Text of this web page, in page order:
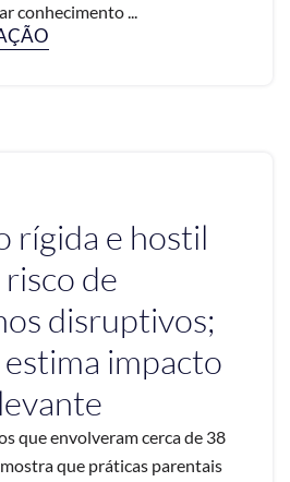
conhecimento ...
rígida e hostil
de
disruptivos;
impacto
que envolveram cerca de 38
que práticas parentais